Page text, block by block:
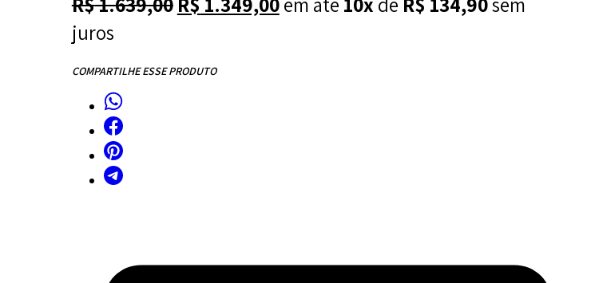
juros
COMPARTILHE ESSE PRODUTO